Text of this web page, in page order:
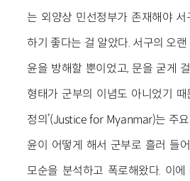
는 외양상 민선정부가 존재해야 서
하기 좋다는 걸 알았다. 서구의 오랜
윤을 방해할 뿐이었고, 문을 굳게
형태가 군부의 이념도 아니었기 때
정의’(Justice for Myanmar)는 주
윤이 어떻게 해서 군부로 흘러 들
모순을 분석하고 폭로해왔다. 이